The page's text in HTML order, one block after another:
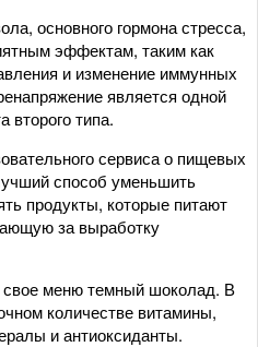
основного гормона стресса,
эффектам, таким как
и изменение иммунных
является одной
второго типа.
сервиса о пищевых
способ уменьшить
продукты, которые питают
за выработку
свое меню темный шоколад. В
количестве витамины,
и антиоксиданты.